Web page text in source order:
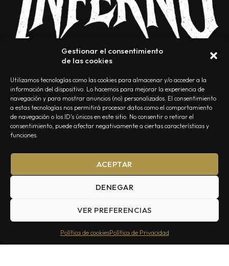
Gestionar el consentimiento
de las cookies
Utilizamos tecnologías como las cookies para almacenar y/o acceder a la
información del dispositivo. Lo hacemos para mejorar la experiencia de
navegación y para mostrar anuncios (no) personalizados. El consentimiento
a estas tecnologías nos permitirá procesar datos como el comportamiento
de navegación o los ID's únicos en este sitio. No consentir o retirar el
consentimiento, puede afectar negativamente a ciertas características y
funciones.
ACEPTAR
DENEGAR
VER PREFERENCIAS
Política de cookiesPolítica de Privacidad
NOSOTROS CONTACTO EDITORIAL POLÍTICA DE PRIVACIDAD
Summa Inferno — Todos los Derechos Reservados © 2026